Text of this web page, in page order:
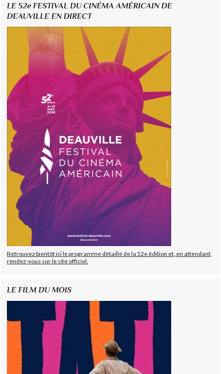
LE 52e FESTIVAL DU CINÉMA AMÉRICAIN DE
DEAUVILLE EN DIRECT
Retrouvez bientôt ici le programme détaillé de la 52e édition et, en attendant,
rendez-vous sur le site officiel.
LE FILM DU MOIS